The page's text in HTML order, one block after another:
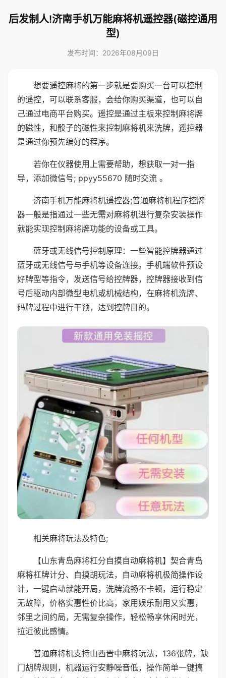
后发制人!济南手机万能麻将机遥控器(磁控通用
型)
发布时间：2026年08月09日
想要遥控麻将的第一步就是要购买一台可以控制
的遥控，可以联系客服，会给你购买渠道，也可以自
己通过电商平台购买。遥控是通过主板来控制麻将牌
的磁性，和骰子的磁性来控制麻将机来洗牌，遥控器
是通过你预先编好的程序。
若你在仪器使用上需要帮助，想获取一对一指
导，添加微信号; ppyy55670 随时交流 。
济南手机万能麻将机遥控器;普通麻将机程序控牌
器一般是指通过一些无需对麻将机进行复杂安装操作
就能实现控制麻将牌功能的设备或工具。
蓝牙或无线信号控制原理：一些智能控牌器通过
蓝牙或无线信号与手机等设备连接。手机端软件预设
好牌型等指令，发送信号给控牌器，控牌器接收到信
号后驱动内部微型电机或机械结构，在麻将机洗牌、
码牌过程中进行干预，达到控牌目的。
相关麻将玩法及特色;
【山东青岛麻将杠分自摸自动麻将机】契合青岛
麻将杠牌计分、自摸胡玩法，自动麻将机极简操作设
计，一键启动就能开局，洗牌流畅不卡顿，运行稳定
无故障，价格实惠性价比高，家用娱乐耐用又实惠，
邻里之间约局，无需复杂操作，轻松畅享休闲时光，
拉近彼此感情。
普通麻将机支持山西晋中麻将玩法，136张牌，缺
门胡牌规则，机器运行安静噪音低，操作简单一键搞